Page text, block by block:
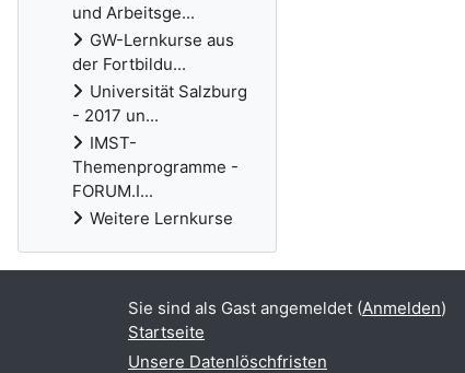
und Arbeitsge...
GW-Lernkurse aus
der Fortbildu...
Universität Salzburg
- 2017 un...
IMST-
Themenprogramme -
FORUM.I...
Weitere Lernkurse
Sie sind als Gast angemeldet (Anmelden)
Startseite
Unsere Datenlöschfristen